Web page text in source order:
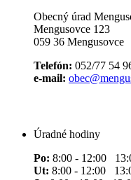
Obecný úrad
Mengusovce 123
059 36 Mengusovce
Telefón: 052/77 54
e-mail:
Úradné hodiny
Po: 8:00 - 12:00
Ut: 8:00 - 12:00